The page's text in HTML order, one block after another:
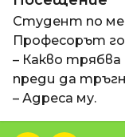
Студент по
Професорът
– Какво трябва
преди да
– Адреса му.